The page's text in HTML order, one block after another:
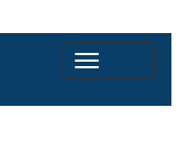
navigation